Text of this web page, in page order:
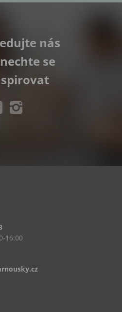
nás
se
16:00